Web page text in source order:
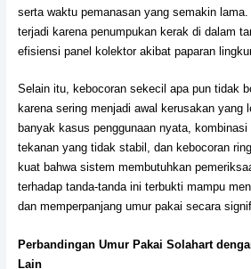
serta waktu pemanasan yang semakin
terjadi karena penumpukan kerak di dalam
efisiensi panel kolektor akibat paparan
Selain itu, kebocoran sekecil apa pun tidak
karena sering menjadi awal kerusakan yang
banyak kasus penggunaan nyata, kombinasi
tekanan yang tidak stabil, dan kebocoran
kuat bahwa sistem membutuhkan
terhadap tanda-tanda ini terbukti mampu
dan memperpanjang umur pakai secara
Perbandingan Umur Pakai Solahart
Lain